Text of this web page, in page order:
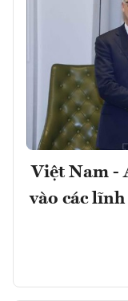
Việt Nam -
vào các